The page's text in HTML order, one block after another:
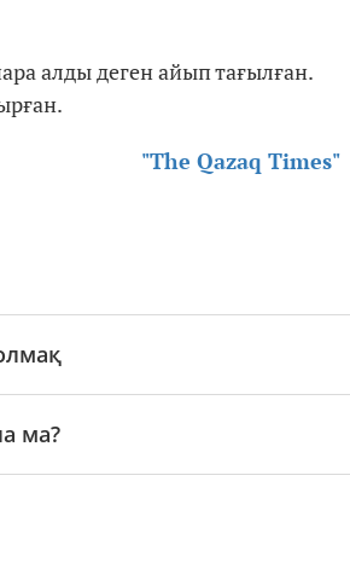
алды деген айып тағылған.
"The Qazaq Times"
ма?